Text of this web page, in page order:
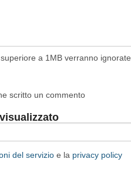
a 1MB verranno ignorate
scritto un commento
del servizio e la privacy policy